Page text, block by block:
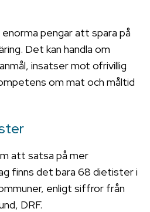
pengar att spara på
Det kan handla om
insatser mot ofrivillig
om mat och måltid
att satsa på mer
finns det bara 68 dietister i
enligt siffror från
DRF.